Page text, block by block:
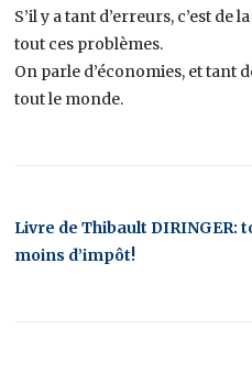
S’il y a tant d’erreurs, c’est de
tout ces problèmes.
On parle d’économies, et tant
tout le monde.
Livre de Thibault DIRINGER:
moins d’impôt!